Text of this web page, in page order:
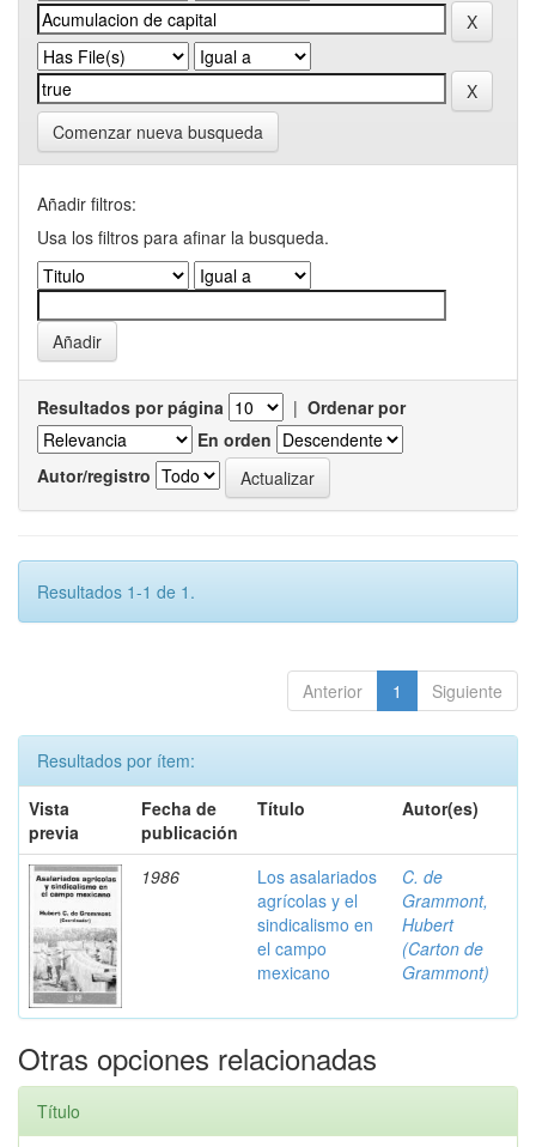
Comenzar nueva busqueda
Añadir filtros:
Usa los filtros para afinar la busqueda.
Resultados por página | Ordenar por
En orden
Autor/registro
Resultados 1-1 de 1.
Anterior 1 Siguiente
Resultados por ítem:
Vista
previa
Fecha de
publicación
Título Autor(es)
1986
Los asalariados
agrícolas y el
sindicalismo en
el campo
mexicano
C. de
Grammont,
Hubert
(Carton de
Grammont)
Otras opciones relacionadas
Título